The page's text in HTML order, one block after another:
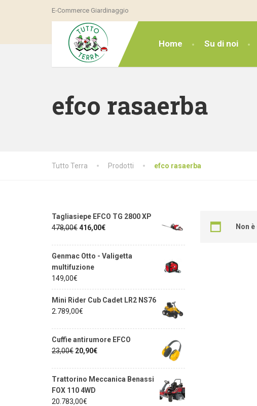
E-Commerce Giardinaggio
Home Su di noi
efco rasaerba
Tutto Terra Prodotti efco rasaerba
Non
Tagliasiepe EFCO TG 2800 XP
478,00€416,00€
Genmac Otto - Valigetta
multifuzione
149,00€
Mini Rider Cub Cadet LR2 NS76
2.789,00€
Cuffie antirumore EFCO
23,00€ 20,90€
Trattorino Meccanica Benassi
FOX 110 4WD
20.783,00€